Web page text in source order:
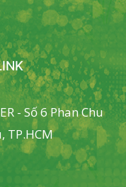
- Số 6 Phan Chu
TP.HCM